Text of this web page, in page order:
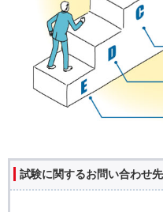
試験に関するお問い合わせ先